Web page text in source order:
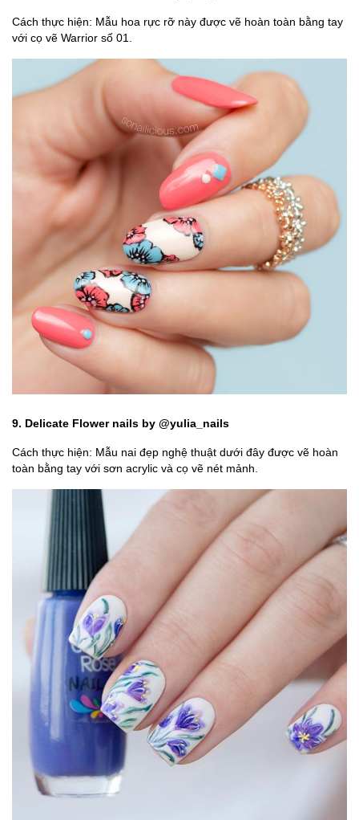
Cách thực hiện: Mẫu hoa rực rỡ này được vẽ hoàn toàn bằng tay
với cọ vẽ Warrior số 01.
9. Delicate Flower nails by @yulia_nails
Cách thực hiện: Mẫu nai đẹp nghệ thuật dưới đây được vẽ hoàn
toàn bằng tay với sơn acrylic và cọ vẽ nét mảnh.